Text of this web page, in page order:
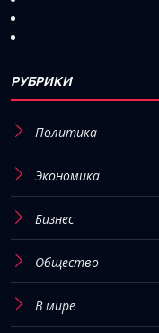
РУБРИКИ
Политика
Экономика
Бизнес
Общество
В мире